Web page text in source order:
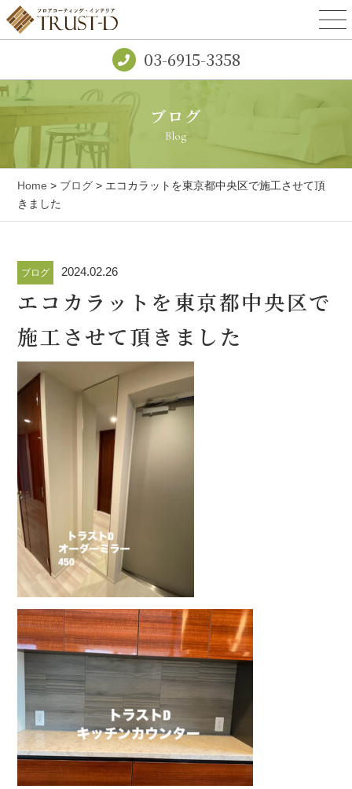
03-6915-3358
ブログ
Blog
Home > ブログ > エコカラットを東京都中央区で施工させて頂
きました
ブログ 2024.02.26
エコカラットを東京都中央区で
施工させて頂きました